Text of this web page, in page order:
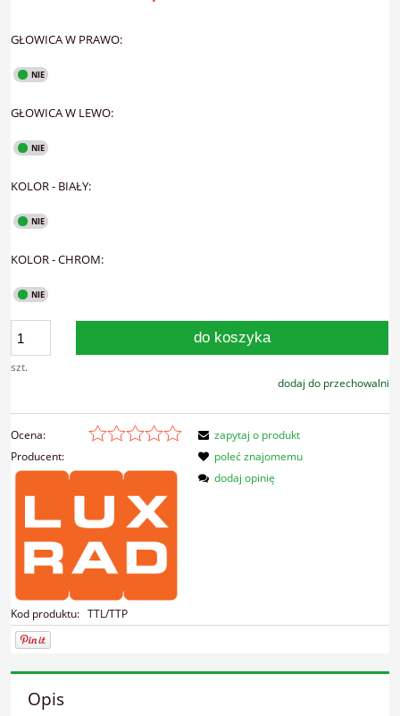
GŁOWICA W PRAWO:
GŁOWICA W LEWO:
KOLOR - BIAŁY:
KOLOR - CHROM:
szt.
do koszyka
dodaj do przechowalni
Ocena:
Producent:
Kod produktu: TTL/TTP
zapytaj o produkt
poleć znajomemu
dodaj opinię
Opis